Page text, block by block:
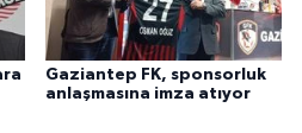
Gaziantep FK, sponsorluk
anlaşmasına imza atıyor